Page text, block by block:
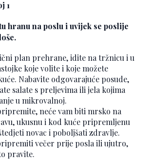
1
hranu na poslu i uvijek se poslije
plan prehrane, idite na tržnicu i u
koje volite i koje možete
Nabavite odgovarajuće posude,
salate s preljevima ili jela kojima
u mikrovalnoj.
neće vam biti mrsko na
ukusnu i kod kuće pripremljenu
novac i poboljšati zdravlje.
večer prije posla ili ujutro,
pravite.